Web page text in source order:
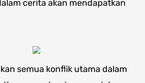
cerita akan mendapatkan
semua konflik utama dalam